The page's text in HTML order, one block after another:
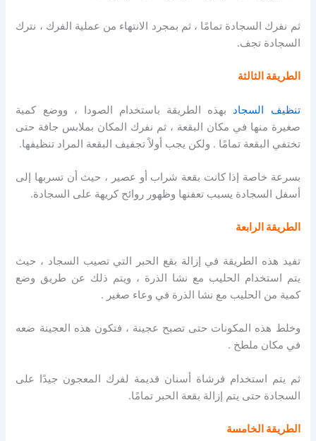
ثم نفرك السجادة تمامًا ، ثم بمجرد الانتهاء من عملية الفرك ، نترك
السجادة تجف.
الطريقة الثالثة
تنظيف السجاد بهذه الطريقة باستخدام الصودا ، ووضع كمية
صغيرة منها في مكان البقعة ، ثم نفرك المكان بملابس جافة حتى
تختفي البقعة تمامًا . ولكن يجب أولاً تجفيف البقعة المراد تنظيفها.
بسرعة خاصة إذا كانت بقعة شراب أو عصير ، حيث أن تسربها إلى
أسفل السجادة يسبب تعفنها وظهور روائح كريهة على السجادة.
الطريقة الرابعة
تفيد هذه الطريقة في إزالة بقع الحبر التي تصيب السجاد ، حيث
يتم استخدام الحليب مع نشا الذرة ، ويتم ذلك عن طريق وضع
كمية من الحليب مع نشا الذرة في وعاء صغير .
وخلط هذه المكونات حتى تصبح عجينة ، فتكون هذه العجينة ضعه
في مكان ملطخ .
ثم يتم استخدام فرشاة أسنان قديمة لفرك المعجون جيدًا على
السجادة حتى يتم إزالة بقعة الحبر تمامًا.
الطريقة الخامسة